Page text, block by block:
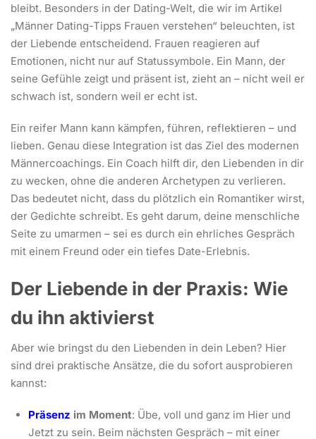
bleibt. Besonders in der Dating-Welt, die wir im Artikel
„Männer Dating-Tipps Frauen verstehen“ beleuchten, ist
der Liebende entscheidend. Frauen reagieren auf
Emotionen, nicht nur auf Statussymbole. Ein Mann, der
seine Gefühle zeigt und präsent ist, zieht an – nicht weil er
schwach ist, sondern weil er echt ist.
Ein reifer Mann kann kämpfen, führen, reflektieren – und
lieben. Genau diese Integration ist das Ziel des modernen
Männercoachings. Ein Coach hilft dir, den Liebenden in dir
zu wecken, ohne die anderen Archetypen zu verlieren.
Das bedeutet nicht, dass du plötzlich ein Romantiker wirst,
der Gedichte schreibt. Es geht darum, deine menschliche
Seite zu umarmen – sei es durch ein ehrliches Gespräch
mit einem Freund oder ein tiefes Date-Erlebnis.
Der Liebende in der Praxis: Wie
du ihn aktivierst
Aber wie bringst du den Liebenden in dein Leben? Hier
sind drei praktische Ansätze, die du sofort ausprobieren
kannst:
Präsenz im Moment: Übe, voll und ganz im Hier und
Jetzt zu sein. Beim nächsten Gespräch – mit einer